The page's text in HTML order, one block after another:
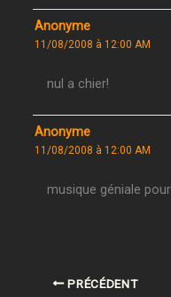
Anonyme
11/08/2008 à 12:00 AM
nul a chier!
Anonyme
11/08/2008 à 12:00 AM
musique géniale
PRÉCÉDENT